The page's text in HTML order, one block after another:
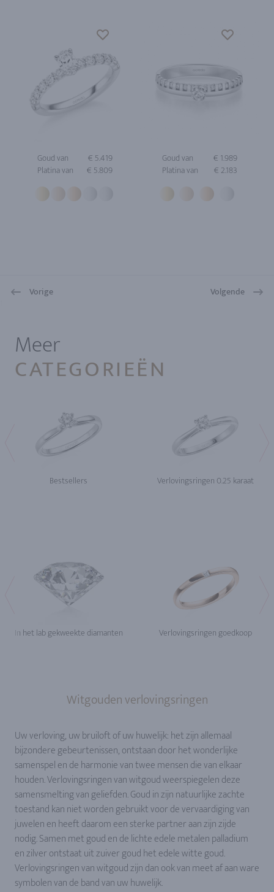
Goud van
€ 5.419
Platina van
€ 5.809
Goud van
€ 1.989
Platina van
€ 2.183
Vorige Volgende
Meer
CATEGORIEËN
Bestsellers Verlovingsringen 0.25 karaat
In het lab gekweekte diamanten Verlovingsringen goedkoop
Witgouden verlovingsringen
Uw verloving, uw bruiloft of uw huwelijk: het zijn allemaal
bijzondere gebeurtenissen, ontstaan door het wonderlijke
samenspel en de harmonie van twee mensen die van elkaar
houden. Verlovingsringen van witgoud weerspiegelen deze
samensmelting van geliefden. Goud in zijn natuurlijke zachte
toestand kan niet worden gebruikt voor de vervaardiging van
juwelen en heeft daarom een sterke partner aan zijn zijde
nodig. Samen met goud en de lichte edele metalen palladium
en zilver ontstaat uit zuiver goud het edele witte goud.
Verlovingsringen van witgoud zijn dan ook van meet af aan ware
symbolen van de band van uw huwelijk.